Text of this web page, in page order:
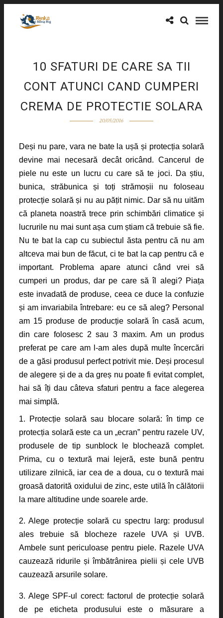
10 SFATURI DE CARE SA TII
CONT ATUNCI CAND CUMPERI
CREMA DE PROTECTIE SOLARA
20/05/2016
Deși nu pare, vara ne bate la ușă și protecția solară
devine mai necesară decât oricând. Cancerul de
piele nu este un lucru cu care să te joci. Da știu,
bunica, străbunica și toți strămoșii nu foloseau
protecție solară și nu au pățit nimic. Dar să nu uităm
că planeta noastră trece prin schimbări climatice și
lucrurile nu mai sunt așa cum știam că trebuie să fie.
Nu te bat la cap cu subiectul ăsta pentru că nu am
altceva mai bun de făcut, ci te bat la cap pentru că e
important. Problema apare atunci când vrei să
cumperi un produs, dar pe care să îl alegi? Piața
este invadată de produse, ceea ce duce la confuzie
și am invariabila întrebare: eu ce să aleg? Personal
am 15 produse de producție solară în casă acum,
din care folosesc 2 sau 3 maxim. Am un produs
preferat pe care am l-am ales după multe încercări
de a găsi produsul perfect potrivit mie. Deși procesul
de alegere și de a da greș nu poate fi evitat complet,
hai să îți dau câteva sfaturi pentru a face alegerea
mai simplă.
1. Protecție solară sau blocare solară: în timp ce
protecția solară este ca un „ecran” pentru razele UV,
produsele de tip sunblock le blochează complet.
Prima, cu o textură mai lejeră, este bună pentru
utilizare zilnică, iar cea de a doua, cu o textură mai
groasă datorită oxidului de zinc, este utilă în călătorii
la mare altitudine unde soarele arde.
2. Alege protecție solară cu spectru larg: produsul
ales trebuie să blocheze razele UVA și UVB.
Ambele sunt periculoase pentru piele. Razele UVA
cauzează ridurile și îmbătrânirea pielii și cele UVB
cauzează arsurile solare.
3. Alege SPF-ul corect: factorul de protecție solară
de pe eticheta produsului este o măsurare a